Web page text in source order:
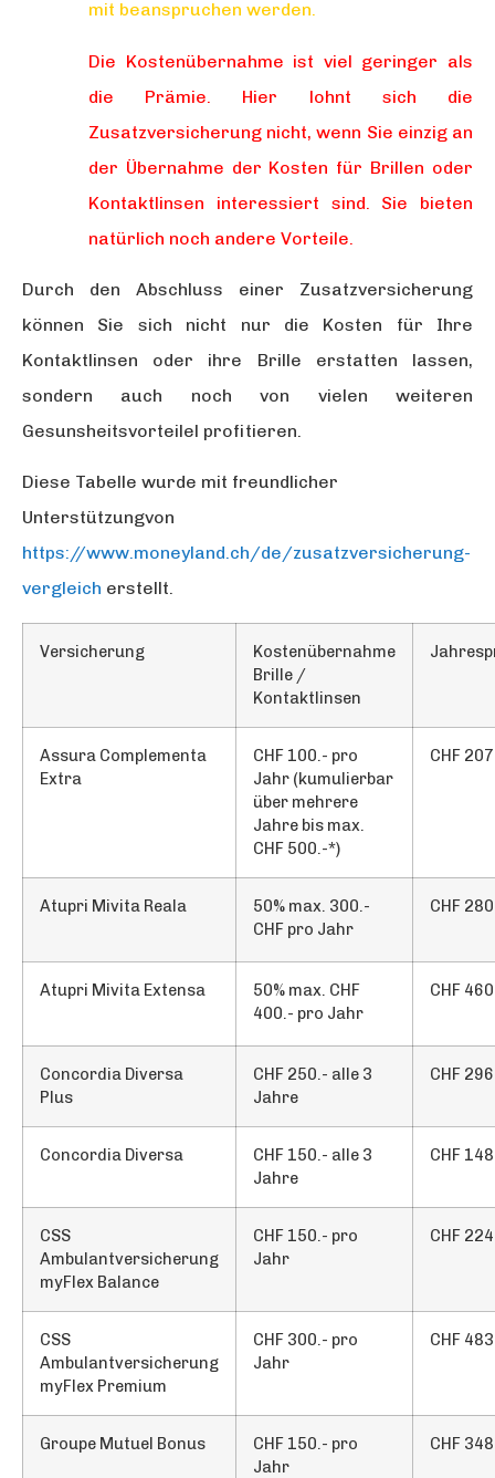
mit beanspruchen werden.
Die Kostenübernahme ist viel geringer als
die Prämie. Hier lohnt sich die
Zusatzversicherung nicht, wenn Sie einzig an
der Übernahme der Kosten für Brillen oder
Kontaktlinsen interessiert sind. Sie bieten
natürlich noch andere Vorteile.
Durch den Abschluss einer Zusatzversicherung
können Sie sich nicht nur die Kosten für Ihre
Kontaktlinsen oder ihre Brille erstatten lassen,
sondern auch noch von vielen weiteren
Gesunsheitsvorteilel profitieren.
Diese Tabelle wurde mit freundlicher
Unterstützungvon
https://www.moneyland.ch/de/zusatzversicherung-
vergleich erstellt.
Versicherung
Kostenübernahme
Brille /
Kontaktlinsen
Assura Complementa
Extra
CHF 100.- pro
Jahr (kumulierbar
über mehrere
Jahre bis max.
CHF 500.-*)
CHF
Atupri Mivita Reala
50% max. 300.-
CHF pro Jahr
CHF
Atupri Mivita Extensa
50% max. CHF
400.- pro Jahr
CHF
Concordia Diversa
Plus
CHF 250.- alle 3
Jahre
CHF
Concordia Diversa
CHF 150.- alle 3
Jahre
CHF
CSS
Ambulantversicherung
myFlex Balance
CHF 150.- pro
Jahr
CHF
CSS
Ambulantversicherung
myFlex Premium
CHF 300.- pro
Jahr
CHF
Groupe Mutuel Bonus
CHF 150.- pro
Jahr
CHF